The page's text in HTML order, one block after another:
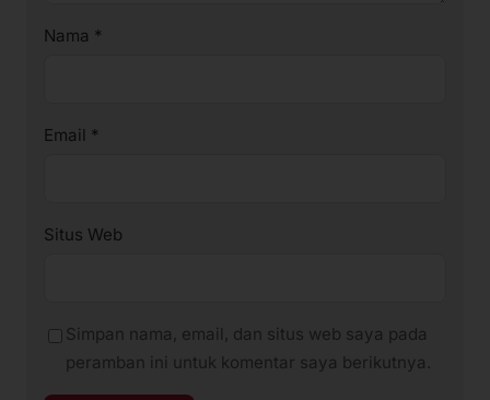
Nama *
Email *
Situs Web
Simpan nama, email, dan situs web saya pada
peramban ini untuk komentar saya berikutnya.